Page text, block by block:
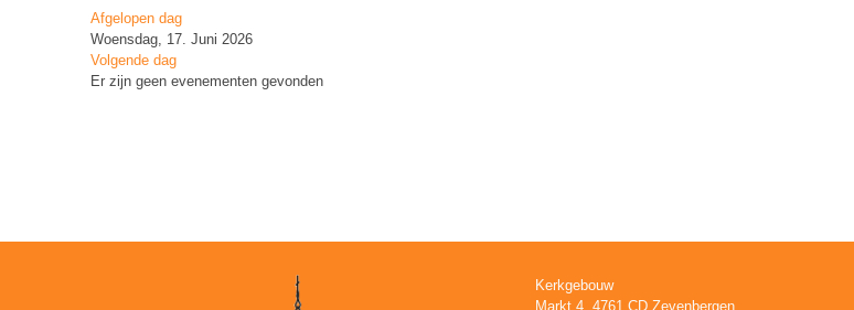
Afgelopen dag
Woensdag, 17. Juni 2026
Volgende dag
Er zijn geen evenementen gevonden
Kerkgebouw
Markt 4, 4761 CD Zevenbergen